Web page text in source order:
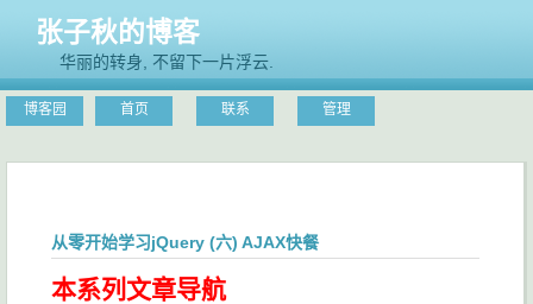
张子秋的博客
华丽的转身, 不留下一片浮云.
博客园 首页 联系 管理
从零开始学习jQuery (六) AJAX快餐
本系列文章导航